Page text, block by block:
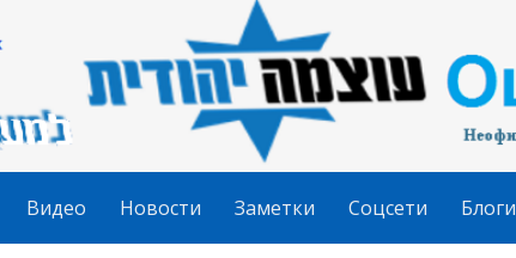
Видео Новости Заметки Соцсети Блоги